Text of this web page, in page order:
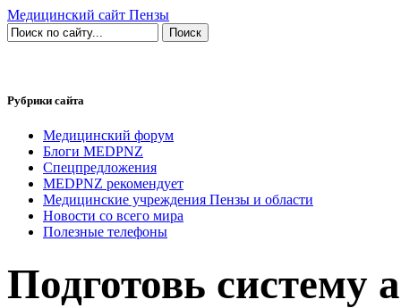
Медицинский сайт Пензы
Рубрики сайта
Медицинский форум
Блоги MEDPNZ
Спецпредложения
MEDPNZ рекомендует
Медицинские учреждения Пензы и области
Новости со всего мира
Полезные телефоны
Подготовь систему